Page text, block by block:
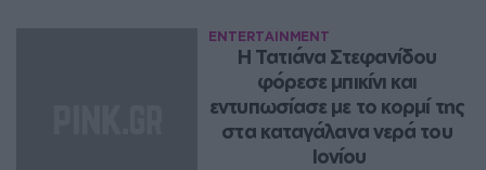
ENTERTAINMENT
Η Τατιάνα Στεφανίδου
φόρεσε μπικίνι και
εντυπωσίασε με το κορμί της
στα καταγάλανα νερά του
Ιονίου